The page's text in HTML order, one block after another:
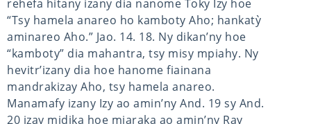
rehefa hitany izany dia nanome Toky Izy hoe
“Tsy hamela anareo ho kamboty Aho; hankatỳ
aminareo Aho.” Jao. 14. 18. Ny dikan’ny hoe
“kamboty” dia mahantra, tsy misy mpiahy. Ny
hevitr’izany dia hoe hanome fiainana
mandrakizay Aho, tsy hamela anareo.
Manamafy izany Izy ao amin’ny And. 19 sy And.
20 izay midika hoe miaraka ao amin’ny Ray